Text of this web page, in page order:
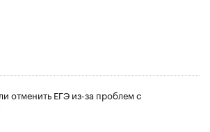
отменить ЕГЭ из-за проблем с